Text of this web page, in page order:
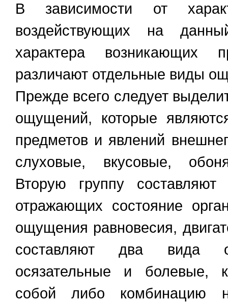
В зависимости от
воздействующих на
характера возникающих
различают отдельные виды
Прежде всего следует
ощущений, которые
предметов и явлений
слуховые, вкусовые,
Вторую группу
отражающих состояние
ощущения равновесия,
составляют два вида
осязательные и болевые,
собой либо комбинацию